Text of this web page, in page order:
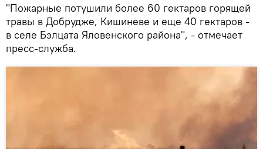
"Пожарные потушили более 60 гектаров горящей
травы в Добрудже, Кишиневе и еще 40 гектаров -
в селе Бэлцата Яловенского района", - отмечает
пресс-служба.